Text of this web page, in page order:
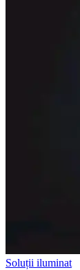
Soluții iluminat